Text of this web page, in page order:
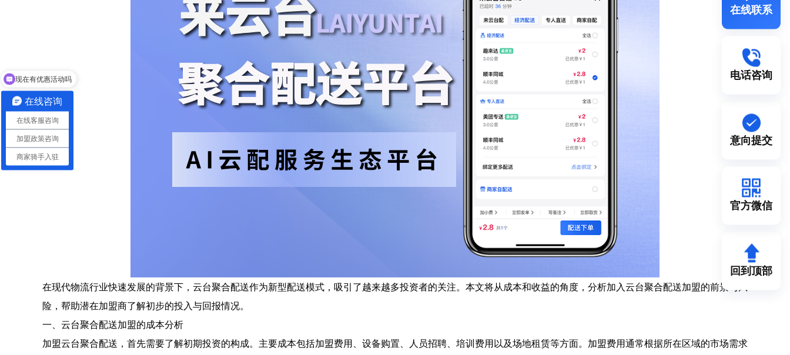
在现代物流行业快速发展的背景下，云台聚合配送作为新型配送模式，吸引了越来越多投资者的关注。本文将从成本和收益的角度，分析加入云台聚合配送加盟的前景与风
险，帮助潜在加盟商了解初步的投入与回报情况。
一、云台聚合配送加盟的成本分析
加盟云台聚合配送，首先需要了解初期投资的构成。主要成本包括加盟费用、设备购置、人员招聘、培训费用以及场地租赁等方面。加盟费用通常根据所在区域的市场需求
在线联系
电话咨询
意向提交
官方微信
回到顶部
在线咨询
在线客服咨询
加盟政策咨询
商家骑手入驻
现在有优惠活动吗